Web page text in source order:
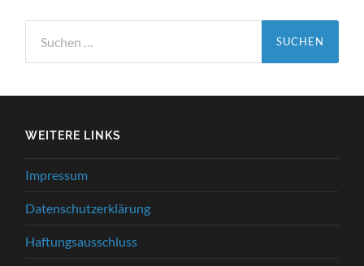
nach:
WEITERE LINKS
Impressum
Datenschutzerklärung
Haftungsausschluss